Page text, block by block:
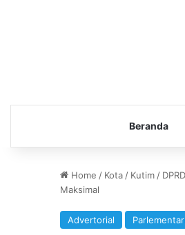
Beranda
Home / Kota / Kutim /
Maksimal
Advertorial